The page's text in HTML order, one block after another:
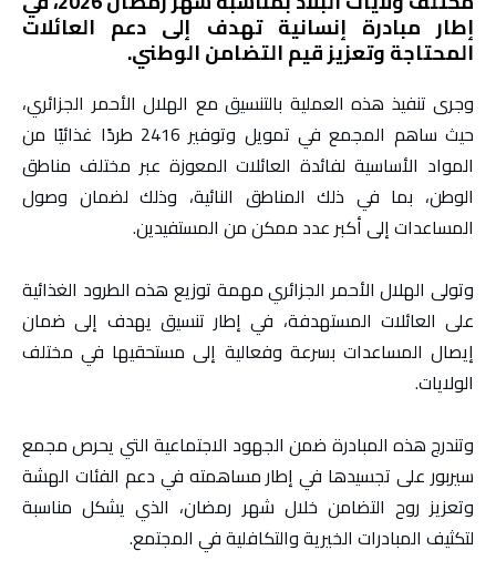
إطار مبادرة إنسانية تهدف إلى دعم العائلات
المحتاجة وتعزيز قيم التضامن الوطني.
وجرى تنفيذ هذه العملية بالتنسيق مع الهلال الأحمر الجزائري،
حيث ساهم المجمع في تمويل وتوفير 2416 طردًا غذائيًا من
المواد الأساسية لفائدة العائلات المعوزة عبر مختلف مناطق
الوطن، بما في ذلك المناطق النائية، وذلك لضمان وصول
المساعدات إلى أكبر عدد ممكن من المستفيدين.
وتولى الهلال الأحمر الجزائري مهمة توزيع هذه الطرود الغذائية
على العائلات المستهدفة، في إطار تنسيق يهدف إلى ضمان
إيصال المساعدات بسرعة وفعالية إلى مستحقيها في مختلف
الولايات.
وتندرج هذه المبادرة ضمن الجهود الاجتماعية التي يحرص مجمع
سيربور على تجسيدها في إطار مساهمته في دعم الفئات الهشة
وتعزيز روح التضامن خلال شهر رمضان، الذي يشكل مناسبة
لتكثيف المبادرات الخيرية والتكافلية في المجتمع.